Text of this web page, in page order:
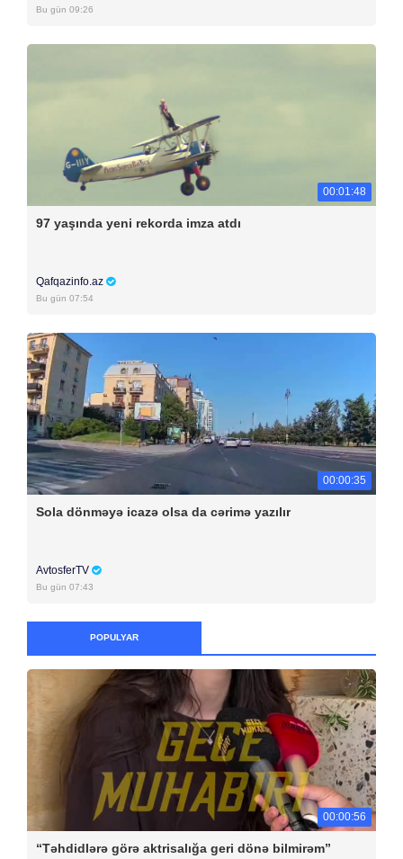
Bu gün 09:26
00:01:48
97 yaşında yeni rekorda imza atdı
Qafqazinfo.az
Bu gün 07:54
00:00:35
Sola dönməyə icazə olsa da cərimə yazılır
AvtosferTV
Bu gün 07:43
POPULYAR
00:00:56
“Təhdidlərə görə aktrisalığa geri dönə bilmirəm”